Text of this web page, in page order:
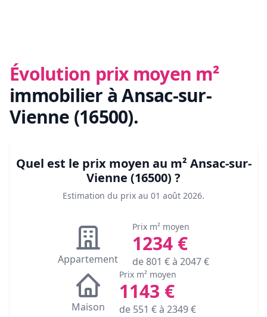
Évolution prix moyen m²
immobilier à Ansac-sur-
Vienne (16500).
Quel est le prix moyen au m² Ansac-sur-
Vienne (16500) ?
Estimation du prix au 01 août 2026.
Appartement
Prix m² moyen
1234 €
de801 € à 2047€
Maison
Prix m² moyen
1143 €
de 551 € à 2349€